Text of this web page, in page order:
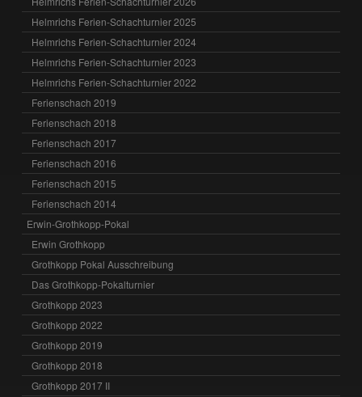
Helmrichs Ferien-Schachturnier 2025
Helmrichs Ferien-Schachturnier 2024
Helmrichs Ferien-Schachturnier 2023
Helmrichs Ferien-Schachturnier 2022
Ferienschach 2019
Ferienschach 2018
Ferienschach 2017
Ferienschach 2016
Ferienschach 2015
Ferienschach 2014
Erwin-Grothkopp-Pokal
Erwin Grothkopp
Grothkopp Pokal Ausschreibung
Das Grothkopp-Pokalturnier
Grothkopp 2023
Grothkopp 2022
Grothkopp 2019
Grothkopp 2018
Grothkopp 2017 II